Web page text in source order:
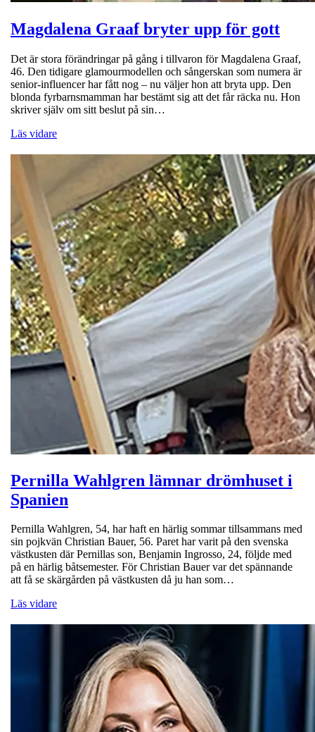
Magdalena Graaf bryter upp för gott
Det är stora förändringar på gång i tillvaron för Magdalena Graaf,
46. Den tidigare glamourmodellen och sångerskan som numera är
senior-influencer har fått nog – nu väljer hon att bryta upp. Den
blonda fyrbarnsmamman har bestämt sig att det får räcka nu. Hon
skriver själv om sitt beslut på sin…
Läs vidare
Pernilla Wahlgren lämnar drömhuset i
Spanien
Pernilla Wahlgren, 54, har haft en härlig sommar tillsammans med
sin pojkvän Christian Bauer, 56. Paret har varit på den svenska
västkusten där Pernillas son, Benjamin Ingrosso, 24, följde med
på en härlig båtsemester. För Christian Bauer var det spännande
att få se skärgården på västkusten då ju han som…
Läs vidare